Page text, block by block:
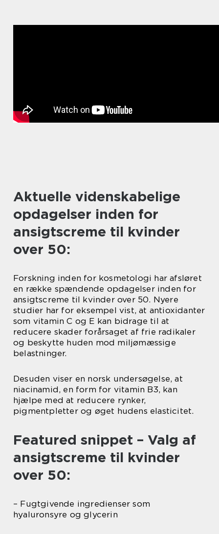
Aktuelle videnskabelige
opdagelser inden for
ansigtscreme til kvinder
over 50:
Forskning inden for kosmetologi har afsløret
en række spændende opdagelser inden for
ansigtscreme til kvinder over 50. Nyere
studier har for eksempel vist, at antioxidanter
som vitamin C og E kan bidrage til at
reducere skader forårsaget af frie radikaler
og beskytte huden mod miljømæssige
belastninger.
Desuden viser en norsk undersøgelse, at
niacinamid, en form for vitamin B3, kan
hjælpe med at reducere rynker,
pigmentpletter og øget hudens elasticitet.
Featured snippet – Valg af
ansigtscreme til kvinder
over 50:
– Fugtgivende ingredienser som
hyaluronsyre og glycerin